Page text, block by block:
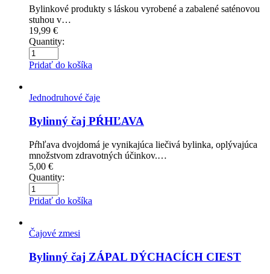
Bylinkové produkty s láskou vyrobené a zabalené saténovou
stuhou v…
19,99 €
Quantity:
Pridať do košíka
Jednodruhové čaje
Bylinný čaj PŔHĽAVA
Pŕhľava dvojdomá je vynikajúca liečivá bylinka, oplývajúca
množstvom zdravotných účinkov.…
5,00 €
Quantity:
Pridať do košíka
Čajové zmesi
Bylinný čaj ZÁPAL DÝCHACÍCH CIEST